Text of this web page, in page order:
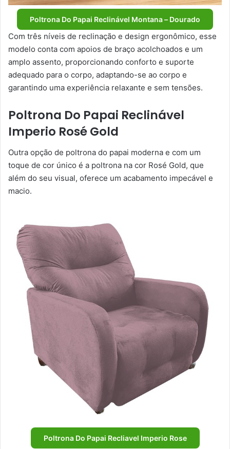
Poltrona Do Papai Reclinável Montana – Dourado
Com três níveis de reclinação e design ergonômico, esse
modelo conta com apoios de braço acolchoados e um
amplo assento, proporcionando conforto e suporte
adequado para o corpo, adaptando-se ao corpo e
garantindo uma experiência relaxante e sem tensões.
Poltrona Do Papai Reclinável
Imperio Rosé Gold
Outra opção de poltrona do papai moderna e com um
toque de cor único é a poltrona na cor Rosé Gold, que
além do seu visual, oferece um acabamento impecável e
macio.
Poltrona Do Papai Recliavel Imperio Rose